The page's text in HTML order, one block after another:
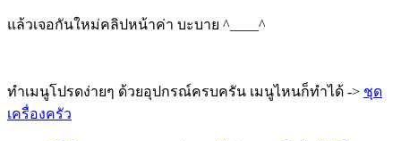
แล้วเจอกันใหม่คลิปหน้าค่า บะบาย ^____^
ทำเมนูโปรดง่ายๆ ด้วยอุปกรณ์ครบครัน เมนูไหนก็ทำได้ -> ชุด
เครื่องครัว